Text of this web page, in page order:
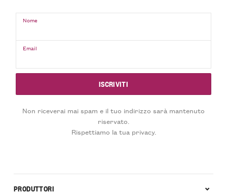
Nome
Email
Non riceverai mai spam e il tuo indirizzo sarà mantenuto
riservato.
Rispettiamo la tua privacy.
PRODUTTORI